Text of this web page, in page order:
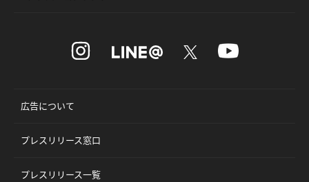
広告について
プレスリリース窓口
プレスリリース一覧